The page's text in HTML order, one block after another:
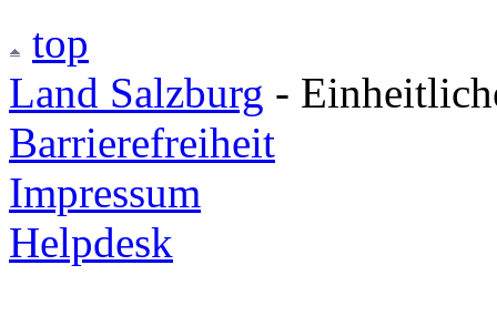
top
Land Salzburg -
Barrierefreiheit
Impressum
Helpdesk